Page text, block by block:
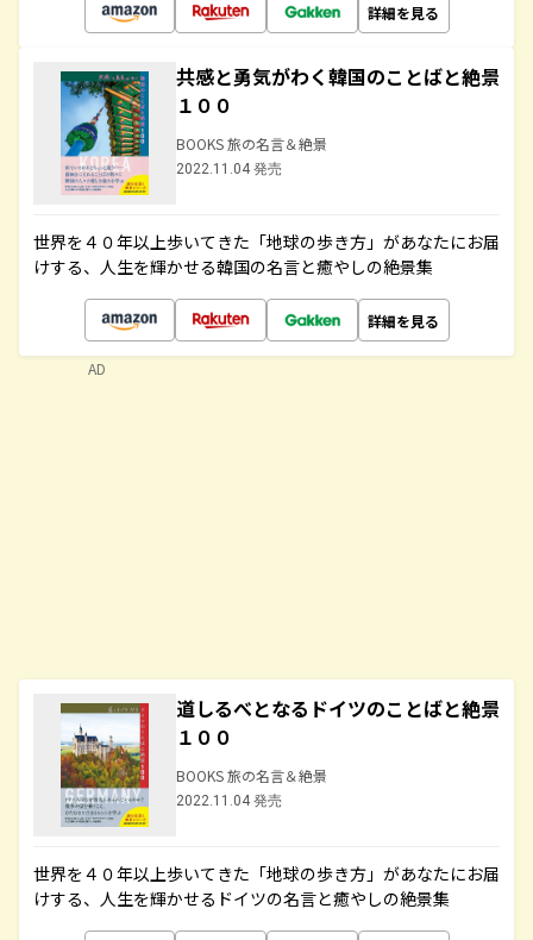
詳細を見る
共感と勇気がわく韓国のことばと絶景
１００
BOOKS 旅の名言＆絶景
2022.11.04 発売
世界を４０年以上歩いてきた「地球の歩き方」があなたにお届
けする、人生を輝かせる韓国の名言と癒やしの絶景集
詳細を見る
道しるべとなるドイツのことばと絶景
１００
BOOKS 旅の名言＆絶景
2022.11.04 発売
世界を４０年以上歩いてきた「地球の歩き方」があなたにお届
けする、人生を輝かせるドイツの名言と癒やしの絶景集
AD